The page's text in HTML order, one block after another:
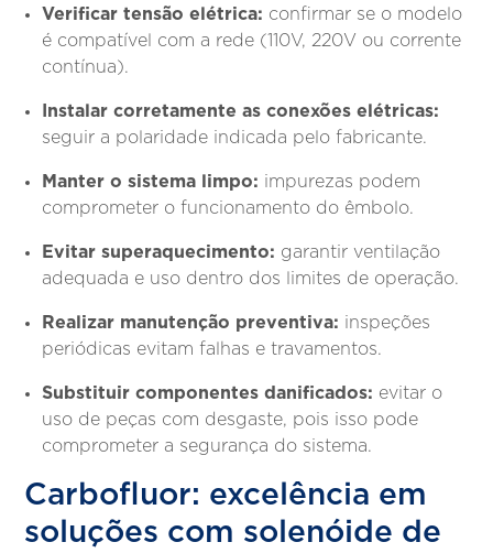
Verificar tensão elétrica: confirmar se o modelo
é compatível com a rede (110V, 220V ou corrente
contínua).
Instalar corretamente as conexões elétricas:
seguir a polaridade indicada pelo fabricante.
Manter o sistema limpo: impurezas podem
comprometer o funcionamento do êmbolo.
Evitar superaquecimento: garantir ventilação
adequada e uso dentro dos limites de operação.
Realizar manutenção preventiva: inspeções
periódicas evitam falhas e travamentos.
Substituir componentes danificados: evitar o
uso de peças com desgaste, pois isso pode
comprometer a segurança do sistema.
Carbofluor: excelência em
soluções com solenóide de